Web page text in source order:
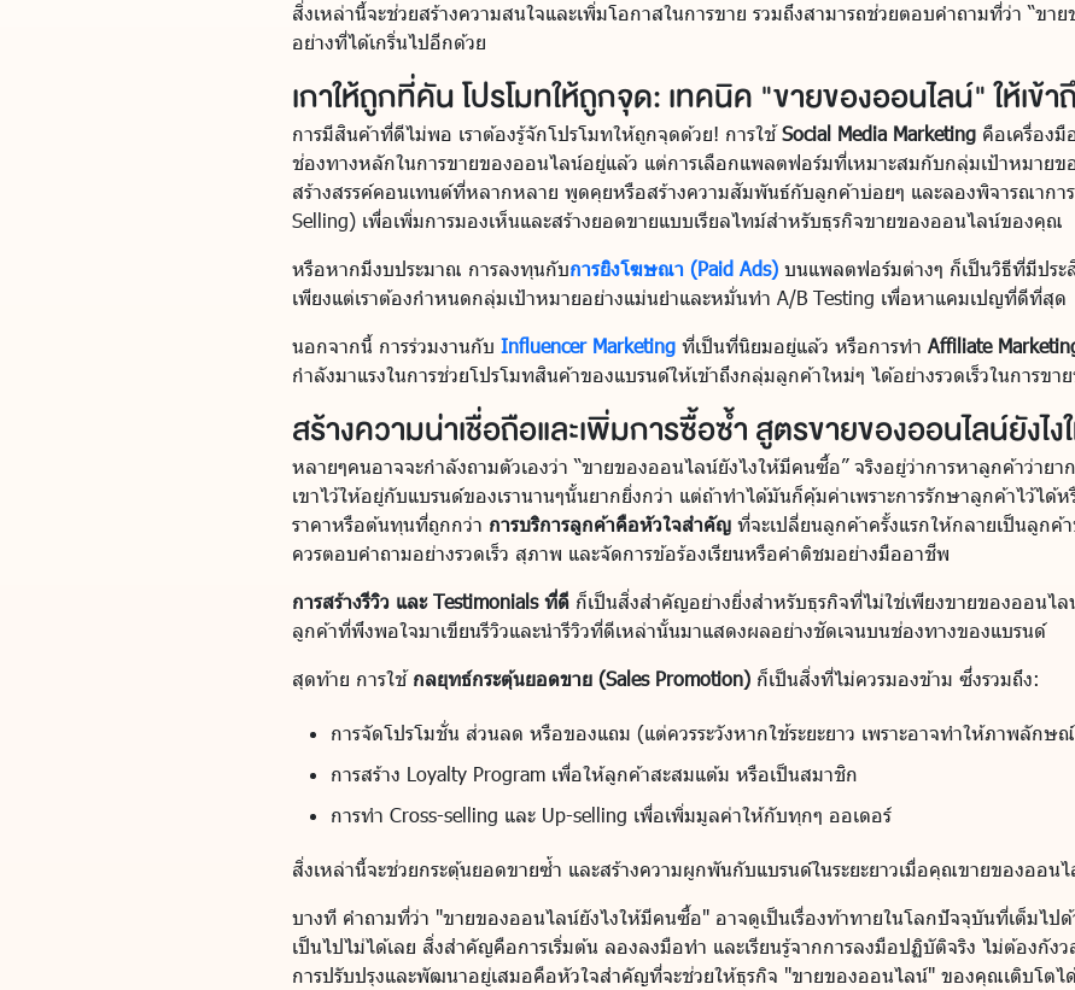
สิ่งเหล่านี้จะช่วยสร้างความสนใจและเพิ่มโอกาสในการขาย รวมถึงสามารถช่วยตอบคำถามที่ว่า “ข
อย่างที่ได้เกริ่นไปอีกด้วย
เกาให้ถูกที่คัน โปรโมทให้ถูกจุด: เทคนิค "ขายของออนไลน์" ให้เข้
การมีสินค้าที่ดีไม่พอ เราต้องรู้จักโปรโมทให้ถูกจุดด้วย! การใช้Social Media Marketing คือเครื่อง
ช่องทางหลักในการขายของออนไลน์อยู่แล้ว แต่การเลือกแพลตฟอร์มที่เหมาะสมกับกลุ่มเป้าหมาย
สร้างสรรค์คอนเทนต์ที่หลากหลาย พูดคุยหรือสร้างความสัมพันธ์กับลูกค้าบ่อยๆ และลองพิจารณากา
Selling) เพื่อเพิ่มการมองเห็นและสร้างยอดขายแบบเรียลไทม์สำหรับธุรกิจขายของออนไลน์ของคุณ
หรือหากมีงบประมาณ การลงทุนกับการยิงโฆษณา (Paid Ads) บนแพลตฟอร์มต่างๆ ก็เป็นวิธีที่มีปร
เพียงแต่เราต้องกำหนดกลุ่มเป้าหมายอย่างแม่นยำและหมั่นทำ A/B Testing เพื่อหาแคมเปญที่ดีที่สุด
นอกจากนี้ การร่วมงานกับ Influencer Marketing ที่เป็นที่นิยมอยู่แล้ว หรือการทำ Affiliate
กำลังมาแรงในการช่วยโปรโมทสินค้าของแบรนด์ให้เข้าถึงกลุ่มลูกค้าใหม่ๆ ได้อย่างรวดเร็วในการข
สร้างความน่าเชื่อถือและเพิ่มการซื้อซ้ำ สูตรขายของออนไลน์ยังไ
หลายๆคนอาจจะกำลังถามตัวเองว่า “ขายของออนไลน์ยังไงให้มีคนซื้อ” จริงอยู่ว่าการหาลูกค้าว่าย
เขาไว้ให้อยู่กับแบรนด์ของเรานานๆนั้นยากยิ่งกว่า แต่ถ้าทำได้มันก็คุ้มค่าเพราะการรักษาลูกค้าไว้ได้
ราคาหรือต้นทุนที่ถูกกว่า การบริการลูกค้าคือหัวใจสำคัญ ที่จะเปลี่ยนลูกค้าครั้งแรกให้กลายเป็นลูกค้
ควรตอบคำถามอย่างรวดเร็ว สุภาพ และจัดการข้อร้องเรียนหรือคำติชมอย่างมืออาชีพ
การสร้างรีวิว และ Testimonials ที่ดี ก็เป็นสิ่งสำคัญอย่างยิ่งสำหรับธุรกิจที่ไม่ใช่เพียงขายของออนไ
ลูกค้าที่พึงพอใจมาเขียนรีวิวและนำรีวิวที่ดีเหล่านั้นมาแสดงผลอย่างชัดเจนบนช่องทางของแบรนด์
สุดท้าย การใช้ กลยุทธ์กระตุ้นยอดขาย (Sales Promotion) ก็เป็นสิ่งที่ไม่ควรมองข้าม ซึ่งรวมถึง:
การจัดโปรโมชั่น ส่วนลด หรือของแถม (แต่ควรระวังหากใช้ระยะยาว เพราะอาจทำให้ภาพลักษ
การสร้าง Loyalty Program เพื่อให้ลูกค้าสะสมแต้ม หรือเป็นสมาชิก
การทำ Cross-selling และ Up-selling เพื่อเพิ่มมูลค่าให้กับทุกๆ ออเดอร์
สิ่งเหล่านี้จะช่วยกระตุ้นยอดขายซ้ำ และสร้างความผูกพันกับแบรนด์ในระยะยาวเมื่อคุณขายของออน
บางที คำถามที่ว่า "ขายของออนไลน์ยังไงให้มีคนซื้อ" อาจดูเป็นเรื่องท้าทายในโลกปัจจุบันที่เต็มไป
เป็นไปไม่ได้เลย สิ่งสำคัญคือการเริ่มต้น ลองลงมือทำ และเรียนรู้จากการลงมือปฏิบัติจริง ไม่ต้องกั
การปรับปรุงและพัฒนาอยู่เสมอคือหัวใจสำคัญที่จะช่วยให้ธุรกิจ "ขายของออนไลน์" ของคุณเติบโตไ